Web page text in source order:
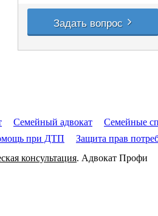
Семейный адвокат
Семейные
при ДТП
Защита прав
консультация. Адвокат